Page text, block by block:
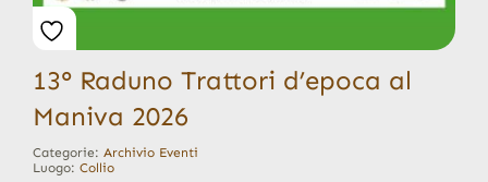
13° Raduno Trattori d’epoca al
Maniva 2026
Categorie: Archivio Eventi
Luogo: Collio